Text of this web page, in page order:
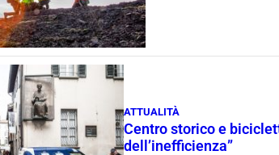
ATTUALITÀ
Centro storico e
dell’inefficienza”